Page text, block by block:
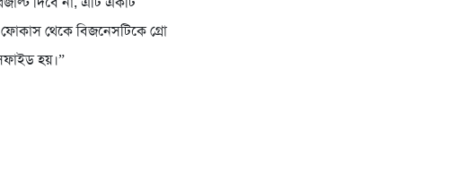
থেকে বিজনেসটিকে গ্রো
হয়।”